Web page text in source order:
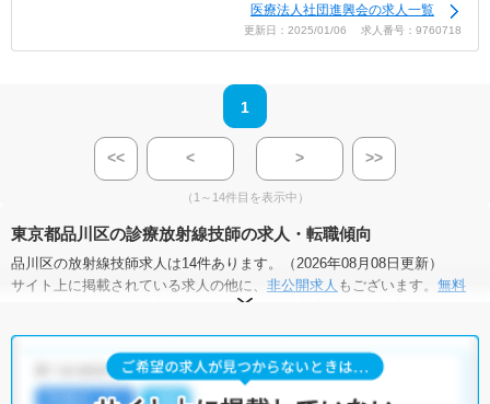
医療法人社団進興会の求人一覧
更新日：2025/01/06 求人番号：9760718
1
<< < > >>
（1～14件目を表示中）
東京都品川区の診療放射線技師の求人・転職傾向
品川区の放射線技師求人は14件あります。（2026年08月08日更新）
サイト上に掲載されている求人の他に、 非公開求人 もございます。 無料
にお申し込みいただくと、全求人からご希望条件に合
品川区の放射線技師求人では以下のような条件が人気です。
土日祝休・積極採用中・ 残業少なめ 正社員(正職員)